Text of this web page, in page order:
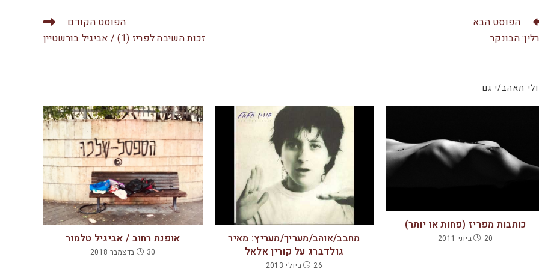
k
הפוסט הקודם
זכות השיבה לפריז (1) / אביגיל בורשטיין
הפוסט הבא
הבונקר
תאהב/י גם
אופנת רחוב / אביגיל טלמור
30 בדצמבר 2018
מחבב/אוהב/מעריך/מעריץ: מאיר
גולדברג על קורין אלאל
26 ביולי 2013
כותבות מפריז (פחות או יותר)
20 ביוני 2011